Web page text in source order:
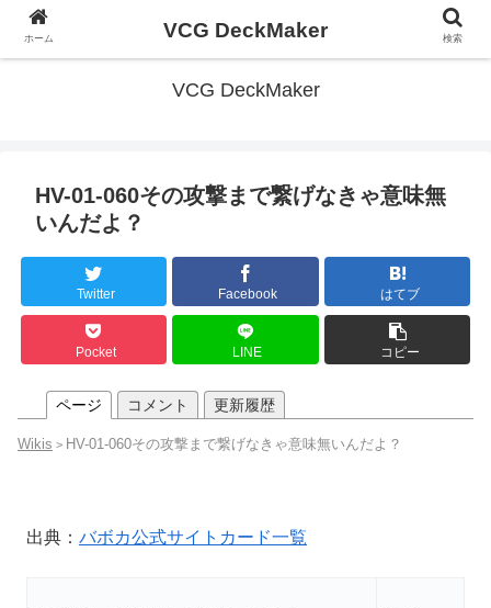
VCG DeckMaker
HV-01-060その攻撃まで繋げなきゃ意味無
いんだよ？
Twitter Facebook はてブ
Pocket LINE コピー
ページ コメント 更新履歴
Wikis > HV-01-060その攻撃まで繋げなきゃ意味無いんだよ？
出典： バボカ公式サイトカード一覧
ホーム VCG DeckMaker 検索